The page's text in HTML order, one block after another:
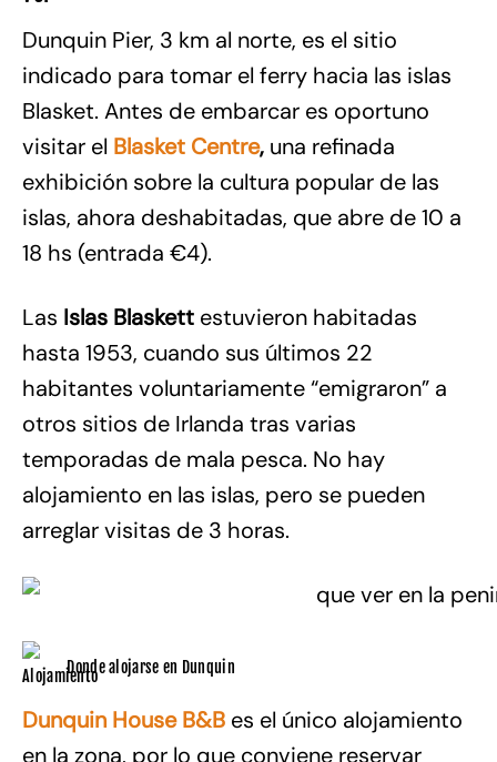
Dunquin Pier, 3 km al norte, es el sitio
indicado para tomar el ferry hacia las islas
Blasket. Antes de embarcar es oportuno
visitar el Blasket Centre, una refinada
exhibición sobre la cultura popular de las
islas, ahora deshabitadas, que abre de 10 a
18 hs (entrada €4).
Las Islas Blaskett estuvieron habitadas
hasta 1953, cuando sus últimos 22
habitantes voluntariamente “emigraron” a
otros sitios de Irlanda tras varias
temporadas de mala pesca. No hay
alojamiento en las islas, pero se pueden
arreglar visitas de 3 horas.
Donde alojarse en Dunquin
Dunquin House B&B es el único alojamiento
en la zona, por lo que conviene reservar